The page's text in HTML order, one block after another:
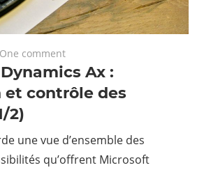
One comment
Ax :
contrôle des
2)
une vue d’ensemble des
qu’offrent Microsoft